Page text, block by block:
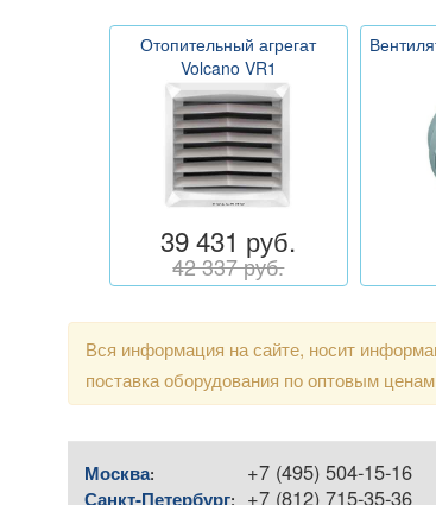
Отопительный агрегат
Volcano VR1
39 431 руб.
42 337 руб.
Вся информация на сайте, носит
поставка оборудования по оптовым
Москва: +7 (495) 504-15-16
Санкт-Петербург: +7 (812) 715-35-36